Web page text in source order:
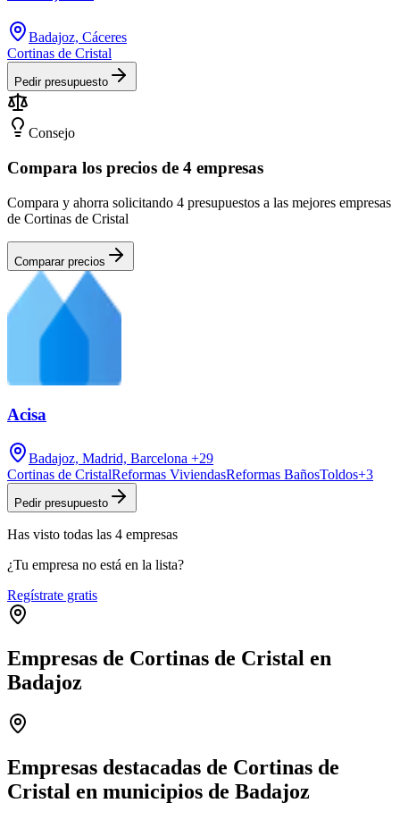
Badajoz, Cáceres
Cortinas de Cristal
Pedir presupuesto
Consejo
Compara los precios de 4 empresas
Compara y ahorra solicitando 4 presupuestos a las mejores empresas
de Cortinas de Cristal
Comparar precios
Acisa
Badajoz, Madrid, Barcelona +29
Cortinas de CristalReformas ViviendasReformas BañosToldos+3
Pedir presupuesto
Has visto todas las 4 empresas
¿Tu empresa no está en la lista?
Regístrate gratis
Empresas de Cortinas de Cristal en
Badajoz
−
Empresas destacadas de Cortinas de
Cristal en municipios de Badajoz